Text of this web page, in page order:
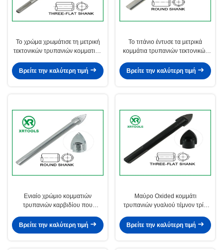
Το χρώμα χρωμάτισε τη μετρική
τεκτονικών τρυπανιών κομματιών
υψηλή
Βρείτε την καλύτερη τιμή
Το τιτάνιο έντυσε τα μετρικά
κομμάτια τρυπανιών τεκτονικών
16MM
Βρείτε την καλύτερη τιμή
Ενιαίο χρώμιο κομματιών
τρυπανιών καρβιδίου που
με την έγκριση του ISO 9000
Βρείτε την καλύτερη τιμή
Μαύρο Oxided κομμάτι
τρυπανιών γυαλιού τέμνον τρία
κνημών
Βρείτε την καλύτερη τιμή